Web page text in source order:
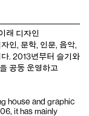
래 디자인
인, 문학, 인문, 음악,
. 2013년부터 슬기와
을 공동 운영하고
house and graphic
it has mainly